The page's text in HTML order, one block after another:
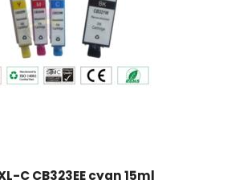
C CB323EE cyan 15ml